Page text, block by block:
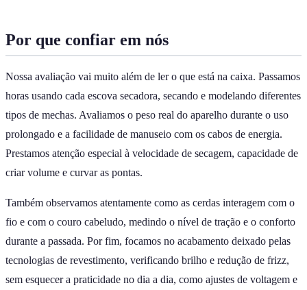
Por que confiar em nós
Nossa avaliação vai muito além de ler o que está na caixa. Passamos
horas usando cada escova secadora, secando e modelando diferentes
tipos de mechas. Avaliamos o peso real do aparelho durante o uso
prolongado e a facilidade de manuseio com os cabos de energia.
Prestamos atenção especial à velocidade de secagem, capacidade de
criar volume e curvar as pontas.
Também observamos atentamente como as cerdas interagem com o
fio e com o couro cabeludo, medindo o nível de tração e o conforto
durante a passada. Por fim, focamos no acabamento deixado pelas
tecnologias de revestimento, verificando brilho e redução de frizz,
sem esquecer a praticidade no dia a dia, como ajustes de voltagem e